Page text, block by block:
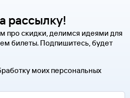
рассылку!
про скидки, делимся идеями для
билеты. Подпишитесь, будет
моих персональных